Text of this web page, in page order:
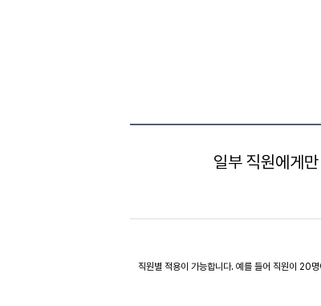
일부 직원에게
직원별 적용이 가능합니다. 예를 들어 직원이 20